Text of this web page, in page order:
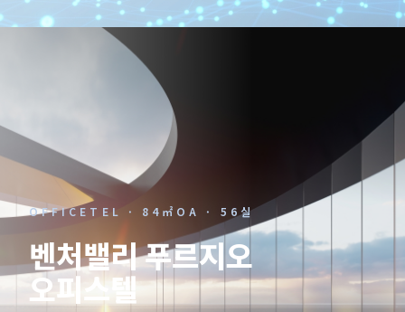
OFFICETEL · 84㎡OA · 56실
벤처밸리 푸르지오
오피스텔